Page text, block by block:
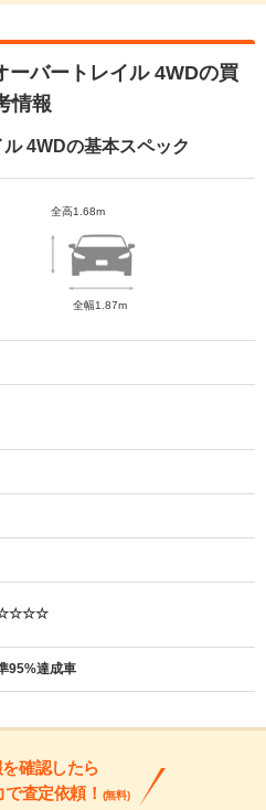
ーバートレイル 4WDの買
情報
4WDの基本スペック
全高1.68m
全幅1.87m
95%達成車
確認したら
査定依頼！ (無料)